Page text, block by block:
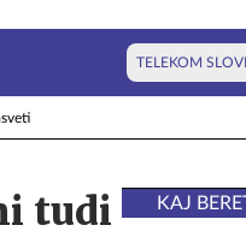
TELEKOM
tudi KAJ